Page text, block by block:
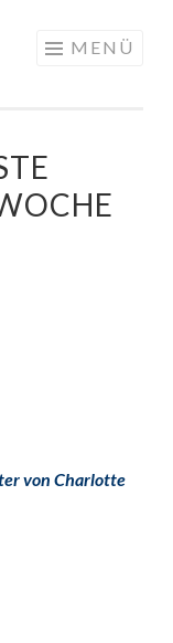
MENÜ
von Charlotte